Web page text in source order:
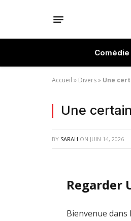
Comédie
Accueil » Divers» Une
Une
BY SARAH ON JUIN 14, 2026
Regarder
Bienvenue dans